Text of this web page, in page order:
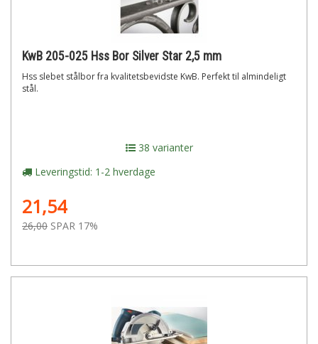
KwB 205-025 Hss Bor Silver Star 2,5 mm
Hss slebet stålbor fra kvalitetsbevidste KwB. Perfekt til almindeligt
stål.
38 varianter
Leveringstid: 1-2 hverdage
21,54
26,00 SPAR 17%